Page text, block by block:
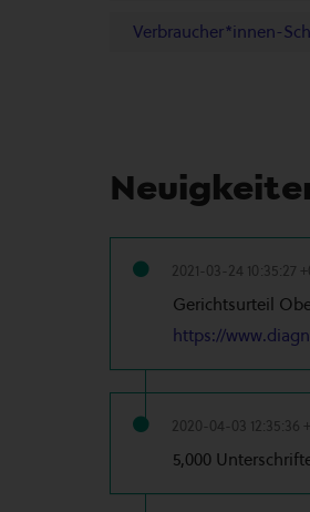
Verbraucher*innen-
2021-03-24 10:35:27
Gerichtsurteil
https://
2020-04-03 12:35:36
5,000